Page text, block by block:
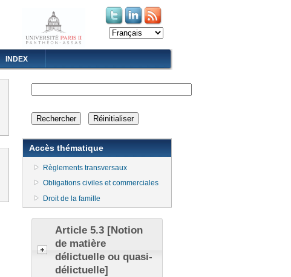
(le lien est externe)
(le lien est externe)
INDEX
Accès thématique
Règlements transversaux
Obligations civiles et commerciales
Droit de la famille
Article 5.3 [Notion
de matière
délictuelle ou quasi-
délictuelle]